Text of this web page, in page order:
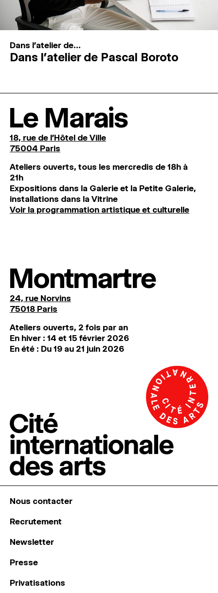
Dans l'atelier de...
Dans l’atelier de Pascal Boroto
Le Marais
18, rue de l'Hôtel de Ville
75004 Paris
Ateliers ouverts, tous les mercredis de 18h à
21h
Expositions dans la Galerie et la Petite Galerie,
installations dans la Vitrine
Voir la programmation artistique et culturelle
Montmartre
24, rue Norvins
75018 Paris
Ateliers ouverts, 2 fois par an
En hiver : 14 et 15 février 2026
En été : Du 19 au 21 juin 2026
Nous contacter
Recrutement
Newsletter
Presse
Privatisations